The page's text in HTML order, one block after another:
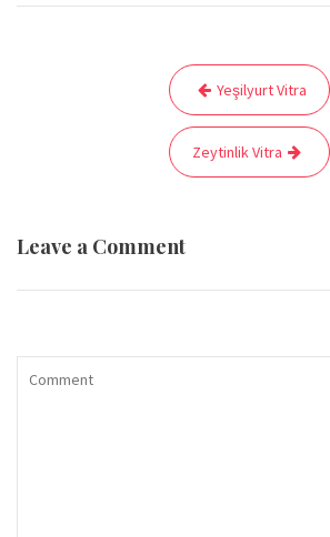
Yeşilyurt Vitra
Zeytinlik Vitra
Leave a Comment